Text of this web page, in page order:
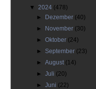
▼ 2024 (478)
►
Dezember (40)
►
November (30)
►Oktober (24)
► September (23)
►August (14)
►Juli (20)
►Juni (22)